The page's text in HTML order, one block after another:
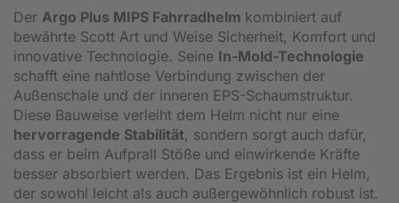
Der Argo Plus MIPS Fahrradhelm kombiniert auf
bewährte Scott Art und Weise Sicherheit, Komfort und
innovative Technologie. Seine In-Mold-Technologie
schafft eine nahtlose Verbindung zwischen der
Außenschale und der inneren EPS-Schaumstruktur.
Diese Bauweise verleiht dem Helm nicht nur eine
hervorragende Stabilität, sondern sorgt auch dafür,
dass er beim Aufprall Stöße und einwirkende Kräfte
besser absorbiert werden. Das Ergebnis ist ein Helm,
der sowohl leicht als auch außergewöhnlich robust ist.